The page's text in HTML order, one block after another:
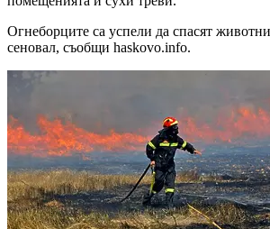
Огнеборците са успели да спасят
сеновал, съобщи haskovo.info.